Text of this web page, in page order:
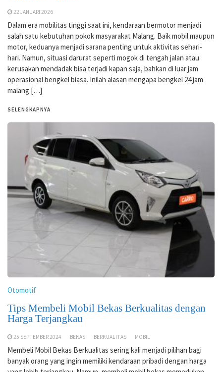
22 JANUARI 2026
Dalam era mobilitas tinggi saat ini, kendaraan bermotor menjadi
salah satu kebutuhan pokok masyarakat Malang. Baik mobil maupun
motor, keduanya menjadi sarana penting untuk aktivitas sehari-
hari. Namun, situasi darurat seperti mogok di tengah jalan atau
kerusakan mendadak bisa terjadi kapan saja, bahkan di luar jam
operasional bengkel biasa. Inilah alasan mengapa bengkel 24 jam
malang […]
SELENGKAPNYA
Otomotif
Tips Membeli Mobil Bekas Berkualitas dengan
Harga Terjangkau
25 SEPTEMBER 2024 BEKAS BERKUALITAS MOBIL
Membeli Mobil Bekas Berkualitas sering kali menjadi pilihan bagi
banyak orang yang ingin memiliki kendaraan pribadi dengan harga